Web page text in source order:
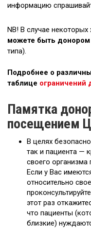
информацию
NB! В случае
можете быть донором
типа).
Подробнее о
таблице ограничений
Памятка
посещением
В целях
так и пациента —
своего организма
Если у Вас
относительно
этот раз
что пациенты
близкие)